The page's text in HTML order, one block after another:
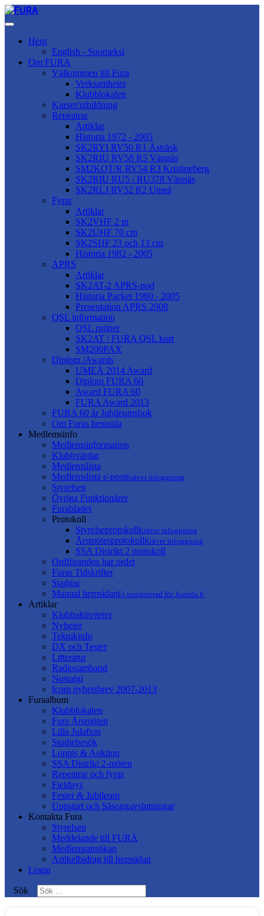
Hem
English - Suomeksi
Om FURA
Välkommen till Fura
Verksamheter
Klubblokalen
Kurser/utbildning
Repeatrar
Artiklar
Historia 1972 - 2005
SK2RYI RV50 R1 Åsträsk
SK2RIU RV58 R5 Vännäs
SM2KOT/R RV54 R3 Kristineberg
SK2RIU RU5 / RU378 Vännäs
SK2RLJ RV52 R2 Umeå
Fyrar
Artiklar
SK2VHF 2 m
SK2UHF 70 cm
SK2SHF 23 och 13 cm
Historia 1982 - 2005
APRS
Artiklar
SK2AT-2 APRS-nod
Historia Packet 1980 - 2005
Presentation APRS 2008
QSL information
QSL rutiner
SK2AT / FURA QSL kort
SM200PAX
Diplom /Awards
UMEÅ 2014 Award
Diplom FURA 60
Award FURA 60
FURA Award 2013
FURA 60 år Jubileumsbok
Om Furas hemsida
Medlemsinfo
Medlemsinformation
Klubbvärdar
Medlemslista
Medlemslista e-postKräver inloggning
Styrelsen
Övriga Funktionärer
Furabladet
Protokoll
StyrelseprotokollKräver inloggning
ÅrsmötesprotokollKräver inloggning
SSA Distrikt 2 protokoll
Ordföranden har ordet
Furas Tidskrifter
Stadgar
Manual hemsidanEj uppdaterad för Joomla 6
Artiklar
Klubbaktiviteter
Nyheter
Teknikinfo
DX och Tester
Litteratur
Radiosamband
Nostalgi
Icom nyhetsbrev 2007-2013
Furaalbum
Klubblokalen
Fura Årsmöten
Lilla Julafton
Studiebesök
Loppis & Auktion
SSA Distrikt 2-möten
Repeatrar och fyrar
Fieldays
Fester & Jubileum
Uppstart och Säsongavslutningar
Kontakta Fura
Styrelsen
Meddelande till FURA
Medlemsansökan
Artikelbidrag till hemsidan
Login
Sök